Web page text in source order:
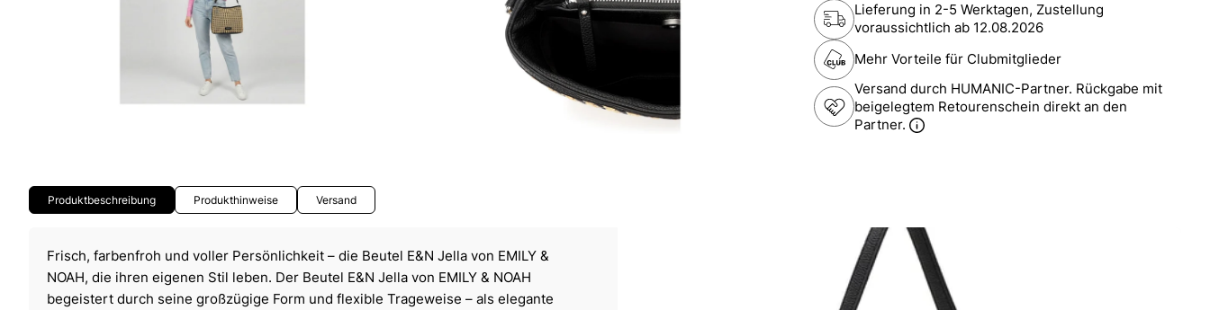
Lieferung in 2-5 Werktagen, Zustellung
voraussichtlich ab 12.08.2026
Mehr Vorteile für Clubmitglieder
Versand durch HUMANIC-Partner. Rückgabe mit
beigelegtem Retourenschein direkt an den
Partner.
Produktbeschreibung Produkthinweise Versand
Frisch, farbenfroh und voller Persönlichkeit – die Beutel E&N Jella von EMILY &
NOAH, die ihren eigenen Stil leben. Der Beutel E&N Jella von EMILY & NOAH
begeistert durch seine großzügige Form und flexible Trageweise – als elegante